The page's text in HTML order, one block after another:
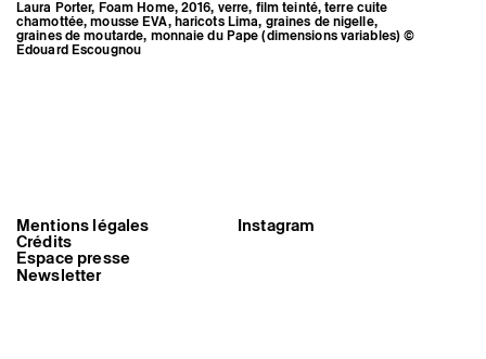
Laura Porter, Foam Home, 2016, verre, film teinté, terre cuite
chamottée, mousse EVA, haricots Lima, graines de nigelle,
graines de moutarde, monnaie du Pape (dimensions variables) ©
Edouard Escougnou
chamottée, mousse EVA, haricots
Lima, graines de nigelle, graines
de moutarde, monnaie du Pape
(dimensions variables) ©
Edouard Escougnou
Instagram
Mentions légales
Crédits
Espace presse
Newsletter